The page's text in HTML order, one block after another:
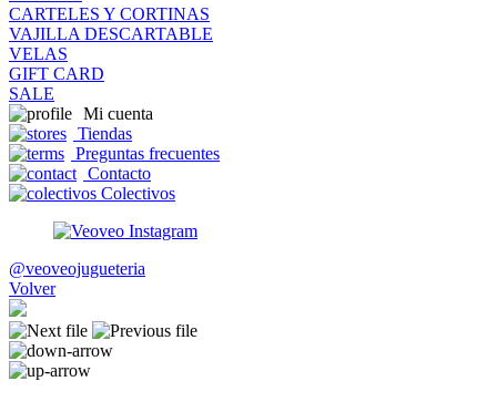
CARTELES Y CORTINAS
VAJILLA DESCARTABLE
VELAS
GIFT CARD
SALE
Mi cuenta
Tiendas
Preguntas frecuentes
Contacto
Colectivos
@veoveojugueteria
Volver